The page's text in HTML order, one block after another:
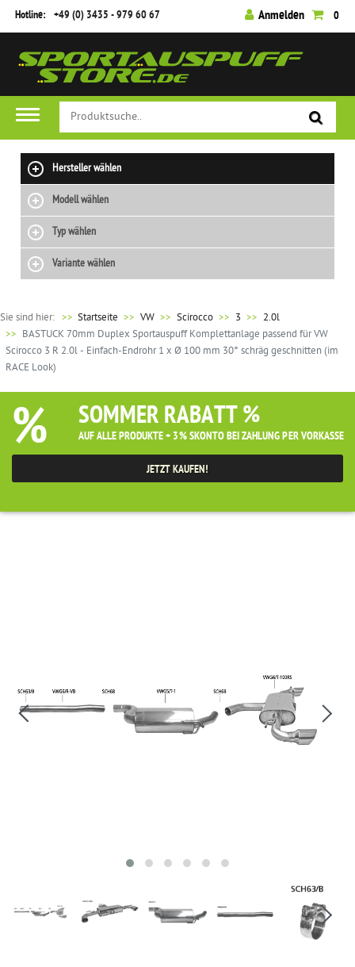
Hotline: +49 (0) 3435 - 979 60 67 Anmelden 0
Hersteller wählen
Modell wählen
Typ wählen
Variante wählen
Sie sind hier: >> Startseite VW Scirocco 3
2.0l
BASTUCK 70mm Duplex Sportauspuff Komplettanlage passend für VW
Scirocco 3 R 2.0l - Einfach-Endrohr 1 x Ø 100 mm 30° schräg geschnitten (im
RACE Look)
% SOMMER RABATT %
AUF ALLE PRODUKTE + 3% SKONTO BEI ZAHLUNG PER VORKASSE
JETZT KAUFEN!